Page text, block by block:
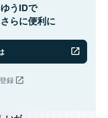
うIDで
らに便利に
録